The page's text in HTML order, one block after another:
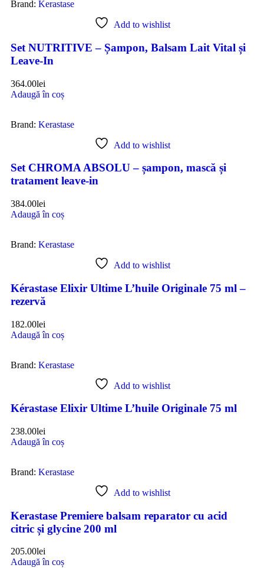
Brand: Kerastase
Add to wishlist
Set NUTRITIVE – Șampon, Balsam Lait Vital și
Leave-In
364.00lei
Adaugă în coș
Brand: Kerastase
Add to wishlist
Set CHROMA ABSOLU – șampon, mască și
tratament leave-in
384.00lei
Adaugă în coș
Brand: Kerastase
Add to wishlist
Kérastase Elixir Ultime L’huile Originale 75 ml –
rezervă
182.00lei
Adaugă în coș
Brand: Kerastase
Add to wishlist
Kérastase Elixir Ultime L’huile Originale 75 ml
238.00lei
Adaugă în coș
Brand: Kerastase
Add to wishlist
Kerastase Premiere balsam reparator cu acid
citric și glycine 200 ml
205.00lei
Adaugă în coș